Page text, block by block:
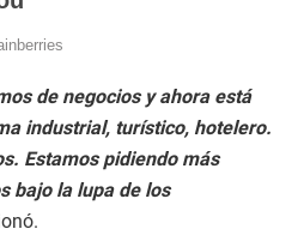
de negocios y ahora está
industrial, turístico, hotelero.
Estamos pidiendo más
bajo la lupa de los